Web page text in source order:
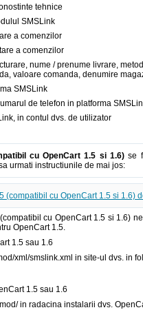
tehnice
SMSLink
a comenzilor
a comenzilor
nume / prenume livrare,
valoare comanda, denumire
SMSLink
de telefon in platforma
in contul dvs. de utilizator
cu OpenCart 1.5 si 1.6)se
urmati instructiunile de mai jos:
(compatibil cu OpenCart 1.5 si 1.6)
cu OpenCart 1.5 si 1.6)
OpenCart 1.5.
1.5 sau 1.6
xml/smslink.xml in site-ul dvs. in
1.5 sau 1.6
in radacina instalarii dvs.